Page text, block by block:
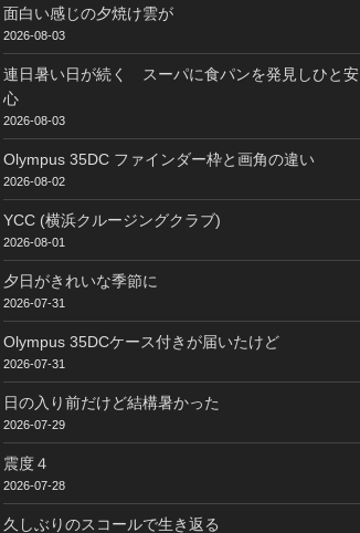
面白い感じの夕焼け雲が
2026-08-03
連日暑い日が続く スーパに食パンを発見しひと安
心
2026-08-03
Olympus 35DC ファインダー枠と画角の違い
2026-08-02
YCC (横浜クルージングクラブ)
2026-08-01
夕日がきれいな季節に
2026-07-31
Olympus 35DCケース付きが届いたけど
2026-07-31
日の入り前だけど結構暑かった
2026-07-29
震度４
2026-07-28
久しぶりのスコールで生き返る